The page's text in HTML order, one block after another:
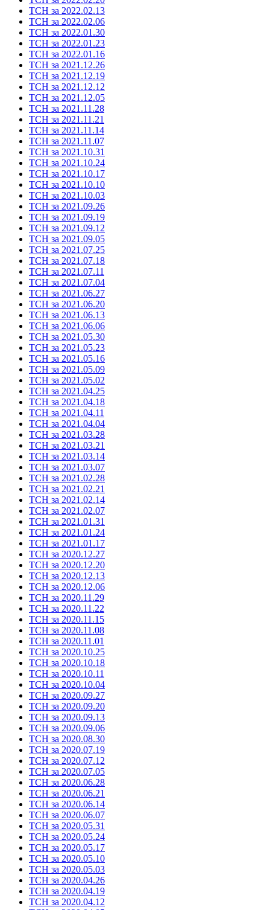
ТСН за 2022.02.13
ТСН за 2022.02.06
ТСН за 2022.01.30
ТСН за 2022.01.23
ТСН за 2022.01.16
ТСН за 2021.12.26
ТСН за 2021.12.19
ТСН за 2021.12.12
ТСН за 2021.12.05
ТСН за 2021.11.28
ТСН за 2021.11.21
ТСН за 2021.11.14
ТСН за 2021.11.07
ТСН за 2021.10.31
ТСН за 2021.10.24
ТСН за 2021.10.17
ТСН за 2021.10.10
ТСН за 2021.10.03
ТСН за 2021.09.26
ТСН за 2021.09.19
ТСН за 2021.09.12
ТСН за 2021.09.05
ТСН за 2021.07.25
ТСН за 2021.07.18
ТСН за 2021.07.11
ТСН за 2021.07.04
ТСН за 2021.06.27
ТСН за 2021.06.20
ТСН за 2021.06.13
ТСН за 2021.06.06
ТСН за 2021.05.30
ТСН за 2021.05.23
ТСН за 2021.05.16
ТСН за 2021.05.09
ТСН за 2021.05.02
ТСН за 2021.04.25
ТСН за 2021.04.18
ТСН за 2021.04.11
ТСН за 2021.04.04
ТСН за 2021.03.28
ТСН за 2021.03.21
ТСН за 2021.03.14
ТСН за 2021.03.07
ТСН за 2021.02.28
ТСН за 2021.02.21
ТСН за 2021.02.14
ТСН за 2021.02.07
ТСН за 2021.01.31
ТСН за 2021.01.24
ТСН за 2021.01.17
ТСН за 2020.12.27
ТСН за 2020.12.20
ТСН за 2020.12.13
ТСН за 2020.12.06
ТСН за 2020.11.29
ТСН за 2020.11.22
ТСН за 2020.11.15
ТСН за 2020.11.08
ТСН за 2020.11.01
ТСН за 2020.10.25
ТСН за 2020.10.18
ТСН за 2020.10.11
ТСН за 2020.10.04
ТСН за 2020.09.27
ТСН за 2020.09.20
ТСН за 2020.09.13
ТСН за 2020.09.06
ТСН за 2020.08.30
ТСН за 2020.07.19
ТСН за 2020.07.12
ТСН за 2020.07.05
ТСН за 2020.06.28
ТСН за 2020.06.21
ТСН за 2020.06.14
ТСН за 2020.06.07
ТСН за 2020.05.31
ТСН за 2020.05.24
ТСН за 2020.05.17
ТСН за 2020.05.10
ТСН за 2020.05.03
ТСН за 2020.04.26
ТСН за 2020.04.19
ТСН за 2020.04.12